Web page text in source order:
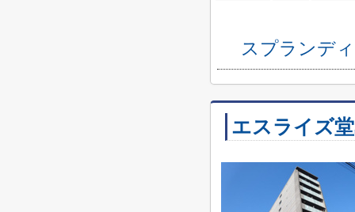
スプランデ
エスライズ